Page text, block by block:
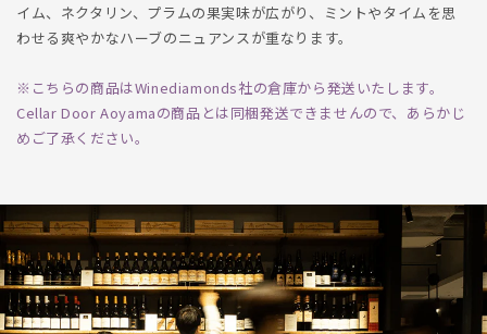
イム、ネクタリン、プラムの果実味が広がり、ミントやタイムを思
わせる爽やかなハーブのニュアンスが重なります。
※こちらの商品はWinediamonds社の倉庫から発送いたします。
Cellar Door Aoyamaの商品とは同梱発送できませんので、あらかじ
めご了承ください。